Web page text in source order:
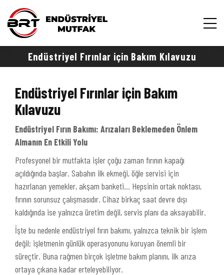
Endüstriyel Fırınlar için Bakım Kılavuzu
Endüstriyel Fırınlar için Bakım
Kılavuzu
Endüstriyel Fırın Bakımı: Arızaları Beklemeden Önlem
Almanın En Etkili Yolu
Profesyonel bir mutfakta işler çoğu zaman fırının kapağı
açıldığında başlar. Sabahın ilk ekmeği, öğle servisi için
hazırlanan yemekler, akşam banketi… Hepsinin ortak noktası,
fırının sorunsuz çalışmasıdır. Cihaz birkaç saat devre dışı
kaldığında ise yalnızca üretim değil, servis planı da aksayabilir.
İşte bu nedenle endüstriyel fırın bakımı, yalnızca teknik bir işlem
değil; işletmenin günlük operasyonunu koruyan önemli bir
süreçtir. Buna rağmen birçok işletme bakım planını, ilk arıza
ortaya çıkana kadar erteleyebiliyor.